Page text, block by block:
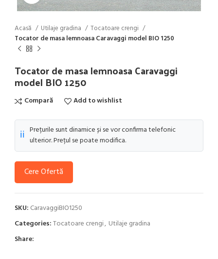
Acasă Utilaje gradina
Tocatoare crengi
Tocator de masa lemnoasa Caravaggi model BIO 1250
Tocator de masa lemnoasa Caravaggi
model BIO 1250
Compară Add to wishlist
ℹ️ Prețurile sunt dinamice și se vor confirma telefonic
ulterior. Prețul se poate modifica.
Cere Ofertă
SKU: CaravaggiBIO1250
Categories:Tocatoare crengi, Utilaje gradina
Share: